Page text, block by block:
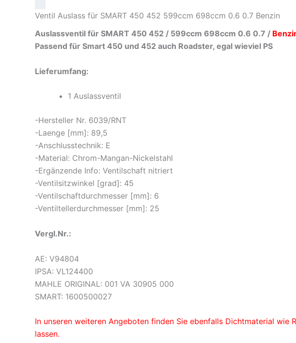
Ventil Auslass für SMART 450 452 599ccm 698ccm 0.6 0.7 Benzin
Auslassventil für SMART 450 452 / 599ccm 698ccm 0.6 0.7 /
Passend für Smart 450 und 452 auch Roadster, egal wieviel PS
Lieferumfang:
1 Auslassventil
-Hersteller Nr. 6039/RNT
-Laenge [mm]: 89,5
-Anschlusstechnik: E
-Material: Chrom-Mangan-Nickelstahl
-Ergänzende Info: Ventilschaft nitriert
-Ventilsitzwinkel [grad]: 45
-Ventilschaftdurchmesser [mm]: 6
-Ventiltellerdurchmesser [mm]: 25
Vergl.Nr.:
AE: V94804
IPSA: VL124400
MAHLE ORIGINAL: 001 VA 30905 000
SMART: 1600500027
In unseren weiteren Angeboten finden Sie ebenfalls Dichtmaterial
lassen.